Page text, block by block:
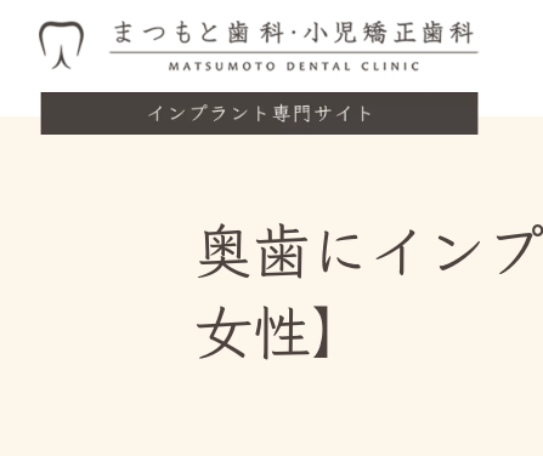
奥歯にイン
女性】